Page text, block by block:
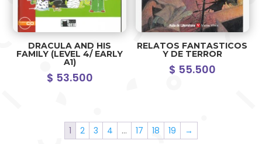
DRACULA AND HIS
FAMILY (LEVEL 4/ EARLY
A1)
$ 53.500
RELATOS FANTASTICOS
Y DE TERROR
$ 55.500
1 2 3 4 … 17 18 19 →